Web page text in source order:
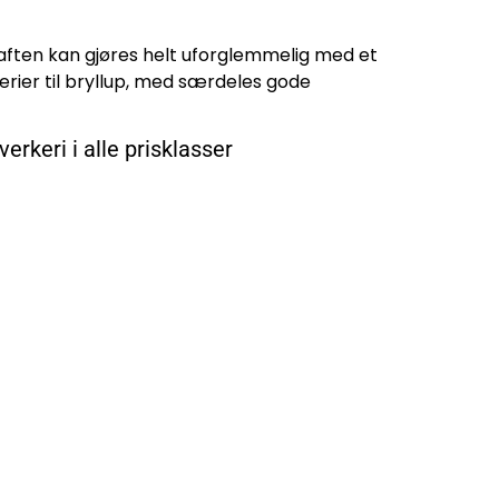
kan gjøres helt uforglemmelig med et
til bryllup, med særdeles gode
i alle prisklasser